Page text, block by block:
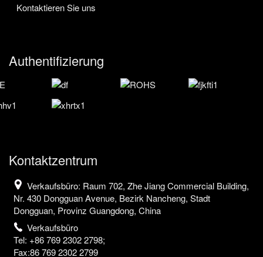
Kontaktieren Sie uns
Authentifizierung
Kontaktzentrum
Verkaufsbüro: Raum 702, Zhe Jiang Commercial Building,
Nr. 430 Dongguan Avenue, Bezirk Nancheng, Stadt
Dongguan, Provinz Guangdong, China
Verkaufsbüro
Tel: +86 769 2302 2798;
Fax:86 769 2302 2799